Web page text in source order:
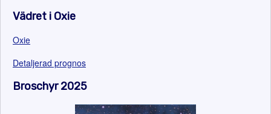
Vädret i Oxie
Oxie
Detaljerad prognos
Broschyr 2025